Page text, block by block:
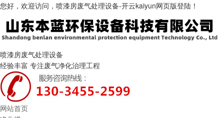
您好，欢迎访问，喷漆房废气处理设备-开云kaiyun网页版登陆！
喷漆房废气处理设备
经验丰富 专注废气净化治理工程
网站首页